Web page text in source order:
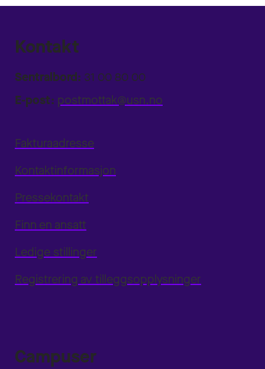
Kontakt
Sentralbord: 31 00 80 00
E-post: postmottak@usn.no
Fakturaadresse
Kontaktinformasjon
Pressekontakt
Finn en ansatt
Ledige stillinger
Registrering av tilleggsopplysninger
Campuser